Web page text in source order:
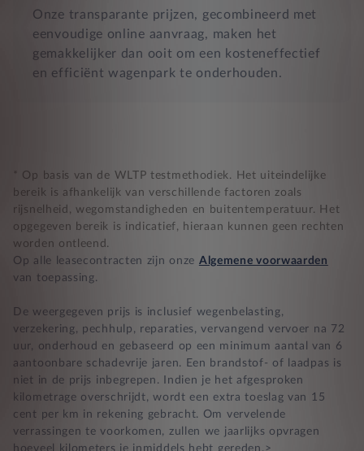
Onze transparante prijzen, gecombineerd met
eenvoudige online aanvraag, maken het
gemakkelijker dan ooit om een kosteneffectief
en efficiënt wagenpark te onderhouden.
* Op basis van de WLTP testmethodiek. Het uiteindelijke
bereik is afhankelijk van verschillende factoren zoals
rijsnelheid, wegomstandigheden en buitentemperatuur. Het
opgegeven bereik is indicatief, hieraan kunnen geen rechten
worden ontleend.
Op alle leasecontracten zijn onze Algemene voorwaarden
van toepassing.
De weergegeven prijs is inclusief wegenbelasting,
verzekering, pechhulp, reparaties, vervangend vervoer na 72
uur, onderhoud en gebaseerd op een minimum aantal van 6
aantoonbare schadevrije jaren. Een brandstof- of laadpas is
niet in de prijs inbegrepen. Indien je het afgesproken
kilometrage overschrijdt, wordt een extra toeslag van 15
cent per km in rekening gebracht. Om vervelende
verrassingen te voorkomen, zullen we jaarlijks opvragen
hoeveel kilometers je inmiddels hebt gereden.>